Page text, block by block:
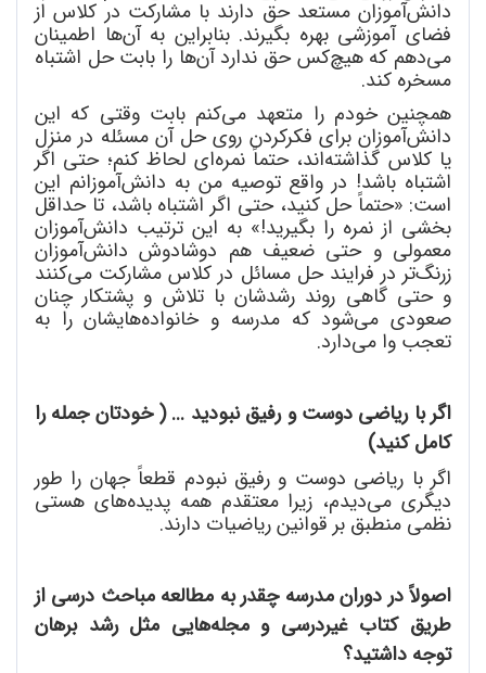
دانشآموزان مستعد حق دارند با مشارکت در کلاس از
فضای آموزشی بهره بگیرند. بنابراین به آنها اطمینان
میدهم که هیچکس حق ندارد آنها را بابت حل اشتباه
مسخره کند.
همچنین خودم را متعهد میکنم بابت وقتی که این
دانشآموزان برای فکرکردن روی حل آن مسئله در منزل
یا کلاس گذاشتهاند، حتماً نمرهای لحاظ کنم؛ حتی اگر
اشتباه باشد! در واقع توصیه من به دانشآموزانم این
است: «حتماً حل کنید، حتی اگر اشتباه باشد، تا حداقل
بخشی از نمره را بگیرید!» به این ترتیب دانشآموزان
معمولی و حتی ضعیف هم دوشادوش دانشآموزان
زرنگتر در فرایند حل مسائل در کلاس مشارکت میکنند
و حتی گاهی روند رشدشان با تلاش و پشتکار چنان
صعودی میشود که مدرسه و خانوادههایشان را به
تعجب وا میدارد.
اگر با ریاضی دوست و رفیق نبودید ... ( خودتان جمله را
کامل کنید)
اگر با ریاضی دوست و رفیق نبودم قطعاً جهان را طور
دیگری میدیدم، زیرا معتقدم همه پدیدههای هستی
نظمی منطبق بر قوانین ریاضیات دارند.
اصولاً در دوران مدرسه چقدر به مطالعه مباحث درسی از
طریق کتاب غیردرسی و مجلههایی مثل رشد برهان
توجه داشتید؟